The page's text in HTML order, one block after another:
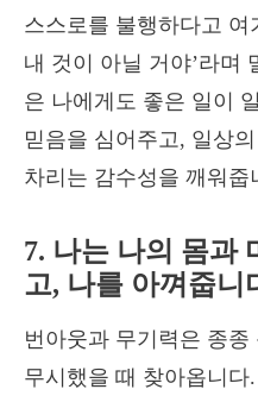
스스로를 불행하다고 여
내 것이 아닐 거야’라며
은 나에게도 좋은 일이
믿음을 심어주고, 일상
차리는 감수성을 깨워줍
7. 나는 나의 몸과
고, 나를 아껴줍니
번아웃과 무기력은 종
무시했을 때 찾아옵니